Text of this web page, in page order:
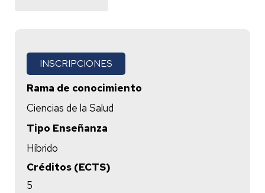
INSCRIPCIONES
Rama de conocimiento
Ciencias de la Salud
Tipo Enseñanza
Híbrido
Créditos (ECTS)
5